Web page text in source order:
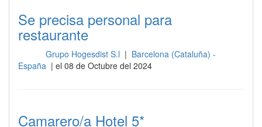
Se precisa personal para
restaurante
Grupo Hogesdist S.l | Barcelona (Cataluña) -
España | el 08 de Octubre del 2024
Camarero/a Hotel 5*